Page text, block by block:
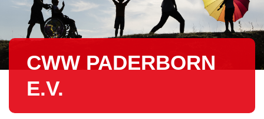
CWW PADERBORN
E.V.